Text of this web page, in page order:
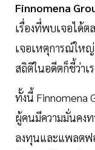
Finnomena
เรื่องที่พบเจอได้ต
เจอเหตุการณ์ให
สถิติในอดีตก็ชี้ว่าเ
ทั้งนี้ Finnomena
ผู้คนมีความมั่นคงท
ลงทุนและแพลตฟ